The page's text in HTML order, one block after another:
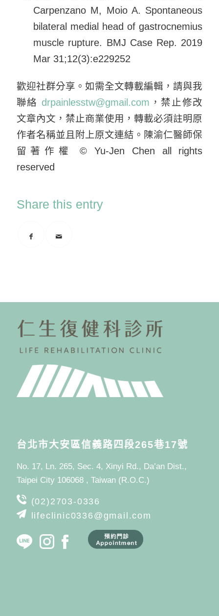
Carpenzano M, Moio A. Spontaneous
bilateral medial head of gastrocnemius
muscle rupture. BMJ Case Rep. 2019
Mar 31;12(3):e229252
歡迎社群分享。如需全文轉載編輯，請與我
聯絡 drpainlesstw@gmail.com ，禁止修改
文章內文，禁止商業使用，轉載必須註明原
作者名稱並且附上原文連結。陳渝仁醫師保
留著作權 © Yu-Jen Chen all rights
reserved
Share this entry
台北市大安區信義路四段265巷17號
No. 17, Ln. 265, Sec. 4, Xinyi Rd., Da’an Dist.,
Taipei City 106068 , Taiwan (R.O.C.)
(02)2703-0336
lifeclinic0336@gmail.com